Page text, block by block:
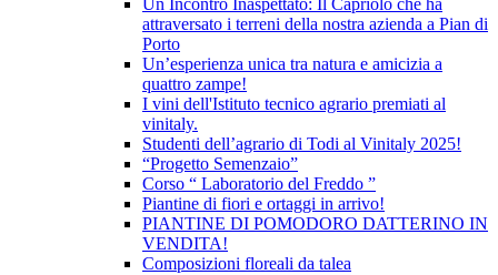
Un Incontro Inaspettato: Il Capriolo che ha
attraversato i terreni della nostra azienda a Pian di
Porto
Un’esperienza unica tra natura e amicizia a
quattro zampe!
I vini dell'Istituto tecnico agrario premiati al
vinitaly.
Studenti dell’agrario di Todi al Vinitaly 2025!
“Progetto Semenzaio”
Corso “ Laboratorio del Freddo ”
Piantine di fiori e ortaggi in arrivo!
PIANTINE DI POMODORO DATTERINO IN
VENDITA!
Composizioni floreali da talea